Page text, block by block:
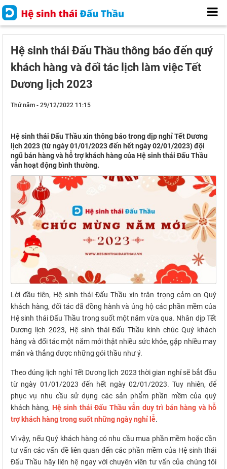
Hệ sinh thái Đấu Thầu thông báo đến quý
khách hàng và đối tác lịch làm việc Tết
Dương lịch 2023
Thứ năm - 29/12/2022 11:15
Hệ sinh thái Đấu Thầu xin thông báo trong dịp nghỉ Tết Dương
lịch 2023 (từ ngày 01/01/2023 đến hết ngày 02/01/2023) đội
ngũ bán hàng và hỗ trợ khách hàng của Hệ sinh thái Đấu Thầu
vẫn hoạt động bình thường.
Lời đầu tiên, Hệ sinh thái Đấu Thầu xin trân trọng cảm ơn Quý
khách hàng, đối tác đã đồng hành và ủng hộ các phần mềm của
Hệ sinh thái Đấu Thầu trong suốt một năm vừa qua. Nhân dịp Tết
Dương lịch 2023, Hệ sinh thái Đấu Thầu kính chúc Quý khách
hàng và đối tác một năm mới thật nhiều sức khỏe, gặp nhiều may
mắn và thắng được những gói thầu như ý.
Theo đúng lịch nghỉ Tết Dương lịch 2023 thời gian nghỉ sẽ bắt đầu
từ ngày 01/01/2023 đến hết ngày 02/01/2023. Tuy nhiên, để
phục vụ nhu cầu sử dụng các sản phẩm phần mềm của quý
khách hàng, Hệ sinh thái Đấu Thầu vẫn duy trì bán hàng và hỗ
trợ khách hàng trong suốt những ngày nghỉ lễ.
Vì vậy, nếu Quý khách hàng có nhu cầu mua phần mềm hoặc cần
tư vấn các vấn đề liên quan đến các phần mềm của Hệ sinh thái
Đấu Thầu hãy liên hệ ngay với chuyên viên tư vấn của chúng tôi